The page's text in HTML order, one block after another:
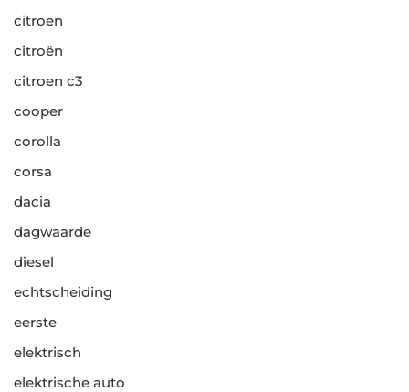
citroen
citroën
citroen c3
cooper
corolla
corsa
dacia
dagwaarde
diesel
echtscheiding
eerste
elektrisch
elektrische auto